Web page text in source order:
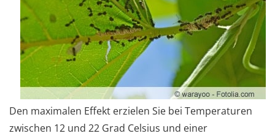
Den maximalen Effekt erzielen Sie bei Temperaturen
zwischen 12 und 22 Grad Celsius und einer